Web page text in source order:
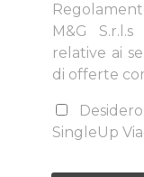
M&G
relative ai
di offerte
SingleUp